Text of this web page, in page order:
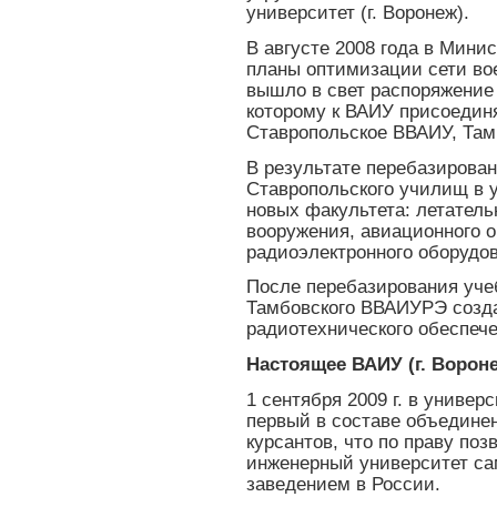
университет (г. Воронеж).
В августе 2008 года в
планы оптимизации сети
вышло в свет
которому к ВАИУ
Ставропольское ВВАИУ,
В результате
Ставропольского училищ в
новых факультета:
вооружения, авиационного
радиоэлектронного
После перебазирования
Тамбовского ВВАИУРЭ
радиотехнического
Настоящее ВАИУ (г.
1 сентября 2009 г. в
первый в составе
курсантов, что по праву
инженерный университет
заведением в России.